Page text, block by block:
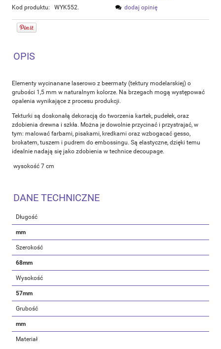
Kod produktu:
WYK552.
dodaj opinię
OPIS
Elementy wycinanane laserowo z beermaty (tektury modelarskiej) o
grubości 1,5 mm w naturalnym kolorze. Na brzegach mogą występować
opalenia wynikające z procesu produkcji.
Tekturki są doskonałą dekoracją do tworzenia kartek, pudełek, oraz
zdobienia drewna i szkła. Można je dowolnie przycinać i przystrajać, w
tym: malować farbami, pisakami, kredkami oraz wzbogacać gesso,
brokatem, tuszem i pudrem do embossingu. Są elastyczne, dzięki temu
idealnie nadają się jako zdobienia w technice decoupage.
wysokość 7 cm
DANE TECHNICZNE
Długość
mm
Szerokość
68mm
Wysokość
57mm
Grubość
mm
Materiał